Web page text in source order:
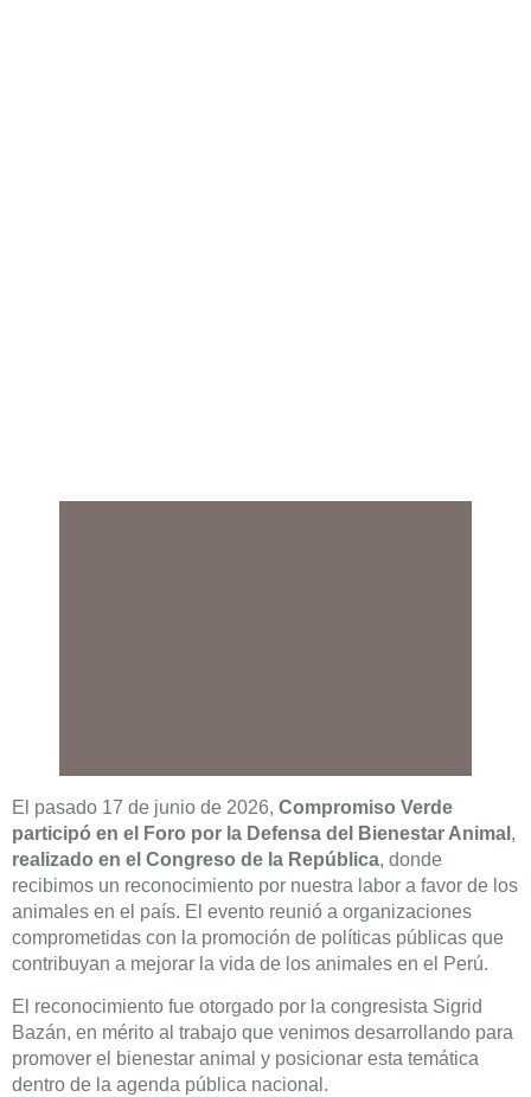
El pasado 17 de junio de 2026, Compromiso Verde
participó en el Foro por la Defensa del Bienestar Animal ,
realizado en el Congreso de la República, donde
recibimos un reconocimiento por nuestra labor a favor de los
animales en el país. El evento reunió a organizaciones
comprometidas con la promoción de políticas públicas que
contribuyan a mejorar la vida de los animales en el Perú.
El reconocimiento fue otorgado por la congresista Sigrid
Bazán, en mérito al trabajo que venimos desarrollando para
promover el bienestar animal y posicionar esta temática
dentro de la agenda pública nacional.